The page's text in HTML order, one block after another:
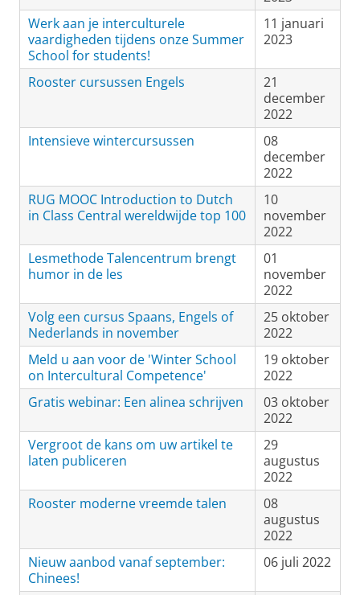
Werk aan je interculturele
vaardigheden tijdens onze Summer
School for students!
11 januari
2023
Rooster cursussen Engels
21
december
2022
Intensieve wintercursussen
08
december
2022
RUG MOOC Introduction to Dutch
in Class Central wereldwijde top 100
10
november
2022
Lesmethode Talencentrum brengt
humor in de les
01
november
2022
Volg een cursus Spaans, Engels of
Nederlands in november
25 oktober
2022
Meld u aan voor de 'Winter School
on Intercultural Competence'
19 oktober
2022
Gratis webinar: Een alinea schrijven
03 oktober
2022
Vergroot de kans om uw artikel te
laten publiceren
29
augustus
2022
Rooster moderne vreemde talen
08
augustus
2022
Nieuw aanbod vanaf september:
Chinees!
06 juli 2022